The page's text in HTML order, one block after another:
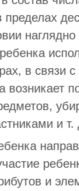
в связи
и т.
и